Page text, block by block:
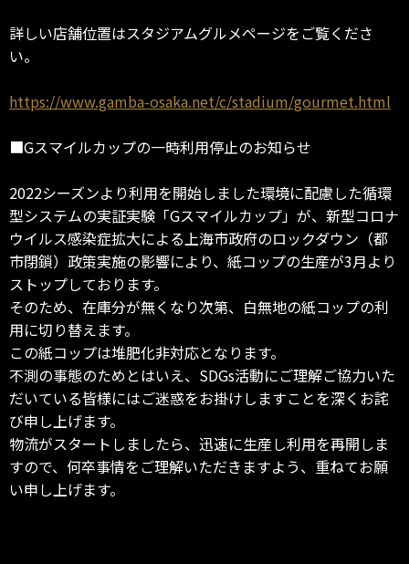
詳しい店舗位置はスタジアムグルメページをご覧くださ
い。
https://www.gamba-osaka.net/c/stadium/gourmet.html
■Gスマイルカップの一時利用停止のお知らせ
2022シーズンより利用を開始しました環境に配慮した循環
型システムの実証実験「Gスマイルカップ」が、新型コロナ
ウイルス感染症拡大による上海市政府のロックダウン（都
市閉鎖）政策実施の影響により、紙コップの生産が3月より
ストップしております。
そのため、在庫分が無くなり次第、白無地の紙コップの利
用に切り替えます。
この紙コップは堆肥化非対応となります。
不測の事態のためとはいえ、SDGs活動にご理解ご協力いた
だいている皆様にはご迷惑をお掛けしますことを深くお詫
び申し上げます。
物流がスタートしましたら、迅速に生産し利用を再開しま
すので、何卒事情をご理解いただきますよう、重ねてお願
い申し上げます。